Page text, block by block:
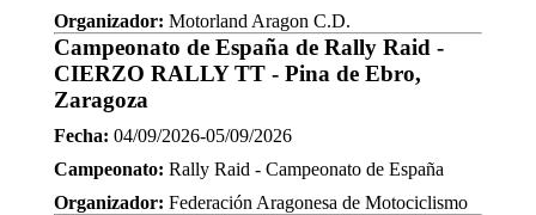
Organizador: Motorland Aragon C.D.
Campeonato de España de Rally Raid -
CIERZO RALLY TT - Pina de Ebro,
Zaragoza
Fecha: 04/09/2026-05/09/2026
Campeonato: Rally Raid - Campeonato de España
Organizador: Federación Aragonesa de Motociclismo